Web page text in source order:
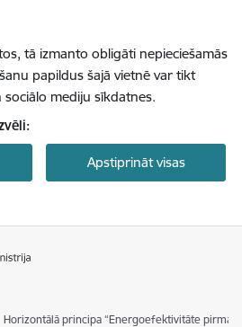
tā izmanto obligāti nepieciešamās
papildus šajā vietnē var tikt
mediju sīkdatnes.
Apstiprināt visas
Horizontālā principa “Energoefektivitāte